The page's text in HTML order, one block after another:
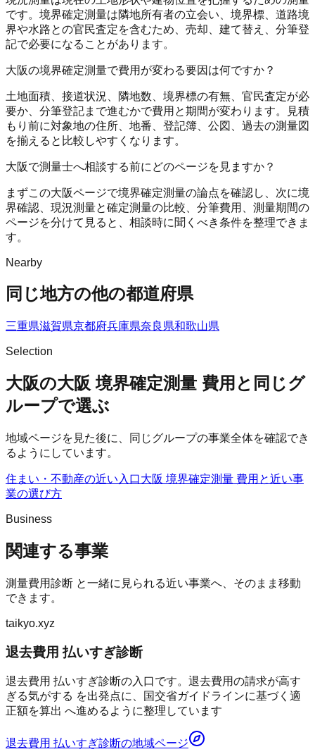
です。境界確定測量は隣地所有者の立会い、境界標、道路境
界や水路との官民査定を含むため、売却、建て替え、分筆登
記で必要になることがあります。
大阪の境界確定測量で費用が変わる要因は何ですか？
土地面積、接道状況、隣地数、境界標の有無、官民査定が必
要か、分筆登記まで進むかで費用と期間が変わります。見積
もり前に対象地の住所、地番、登記簿、公図、過去の測量図
を揃えると比較しやすくなります。
大阪で測量士へ相談する前にどのページを見ますか？
まずこの大阪ページで境界確定測量の論点を確認し、次に境
界確認、現況測量と確定測量の比較、分筆費用、測量期間の
ページを分けて見ると、相談時に聞くべき条件を整理できま
す。
Nearby
同じ地方の他の都道府県
三重県滋賀県京都府兵庫県奈良県和歌山県
Selection
大阪の大阪 境界確定測量 費用と同じグ
ループで選ぶ
地域ページを見た後に、同じグループの事業全体を確認でき
るようにしています。
住まい・不動産の近い入口大阪 境界確定測量 費用 と近い事
業の選び方
Business
関連する事業
測量費用診断 と一緒に見られる近い事業へ、そのまま移動
できます。
taikyo.xyz
退去費用 払いすぎ診断
退去費用 払いすぎ診断の入口です。退去費用の請求が高す
ぎる気がする を出発点に、国交省ガイドラインに基づく適
正額を算出 へ進めるように整理しています
退去費用 払いすぎ診断の地域ページ